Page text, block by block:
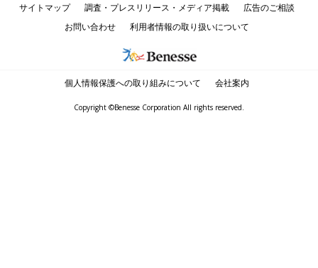
サイトマップ
調査・プレスリリース・メディア掲載
広告のご相談
お問い合わせ
利用者情報の取り扱いについて
個人情報保護への取り組みについて 会社案内
Copyright ©Benesse Corporation All rights reserved.